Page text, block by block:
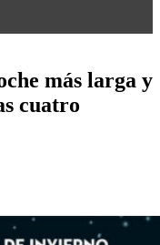
más larga y
cuatro